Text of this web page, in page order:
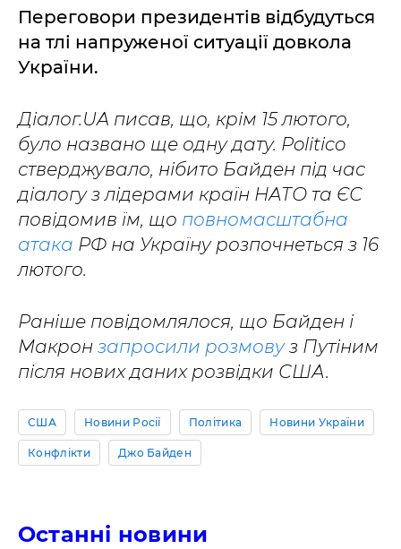
Переговори президентів відбудуться
на тлі напруженої ситуації довкола
України.
Діалог.UA писав, що, крім 15 лютого,
було названо ще одну дату. Politico
стверджувало, нібито Байден під час
діалогу з лідерами країн НАТО та ЄС
повідомив їм, що повномасштабна
атака РФ на Україну розпочнеться з 16
лютого.
Раніше повідомлялося, що Байден і
Макрон запросили розмовуз Путіним
після нових даних розвідки США.
США Новини Росії Політика Новини України
Конфлікти Джо Байден
Останні новини